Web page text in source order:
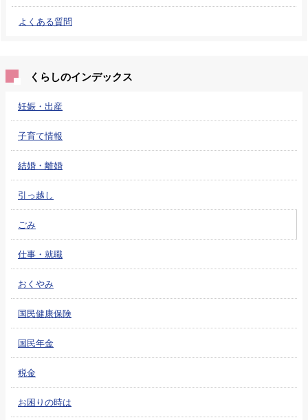
よくある質問
くらしのインデックス
妊娠・出産
子育て情報
結婚・離婚
引っ越し
ごみ
仕事・就職
おくやみ
国民健康保険
国民年金
税金
お困りの時は